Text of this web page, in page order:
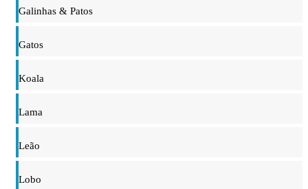
Galinhas & Patos
Gatos
Koala
Lama
Leão
Lobo